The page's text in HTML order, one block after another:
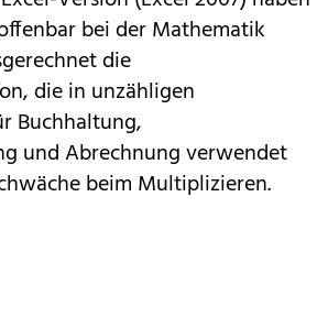
bei der Mathematik
die
die in unzähligen
Buchhaltung,
und Abrechnung verwendet
beim Multiplizieren.